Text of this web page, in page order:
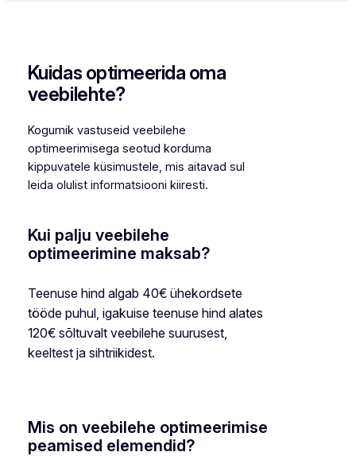
Kuidas optimeerida oma
veebilehte?
Kogumik vastuseid veebilehe
optimeerimisega seotud korduma
kippuvatele küsimustele, mis aitavad sul
leida olulist informatsiooni kiiresti.
Kui palju veebilehe
optimeerimine maksab?
Teenuse hind algab 40€ ühekordsete
tööde puhul, igakuise teenuse hind alates
120€ sõltuvalt veebilehe suurusest,
keeltest ja sihtriikidest.
Mis on veebilehe optimeerimise
peamised elemendid?